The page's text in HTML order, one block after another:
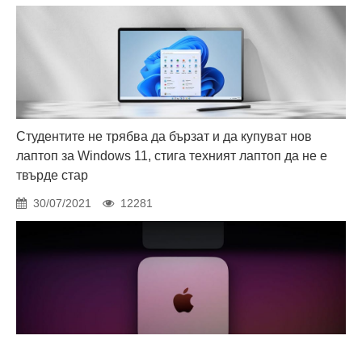
Студентите не трябва да бързат и да купуват нов
лаптоп за Windows 11, стига техният лаптоп да не е
твърде стар
30/07/2021 12281